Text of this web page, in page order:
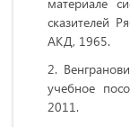
сказителей
АКД, 1965.
учебное
2011.